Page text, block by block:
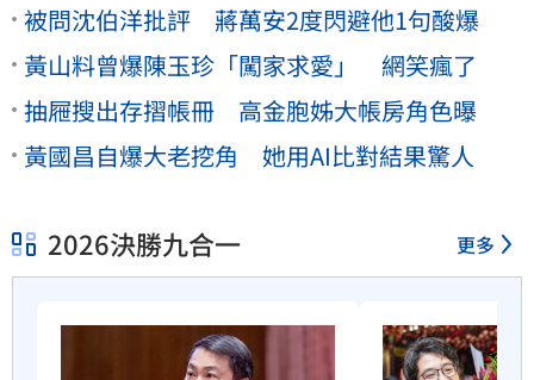
被問沈伯洋批評 蔣萬安2度閃避他1句酸爆
黃山料曾爆陳玉珍「闖家求愛」 網笑瘋了
抽屜搜出存摺帳冊 高金胞姊大帳房角色曝
黃國昌自爆大老挖角 她用AI比對結果驚人
2026決勝九合一 更多